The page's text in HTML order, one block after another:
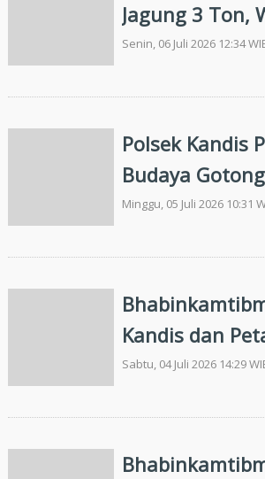
Jagung 3 Ton,
Dukung
Senin, 06 Juli 2026 12:34
Polsek Kandis
Budaya
Bersama
Minggu, 05 Juli 2026 10:31
Kandis dan
Dampak Musim
Sabtu, 04 Juli 2026 14:29